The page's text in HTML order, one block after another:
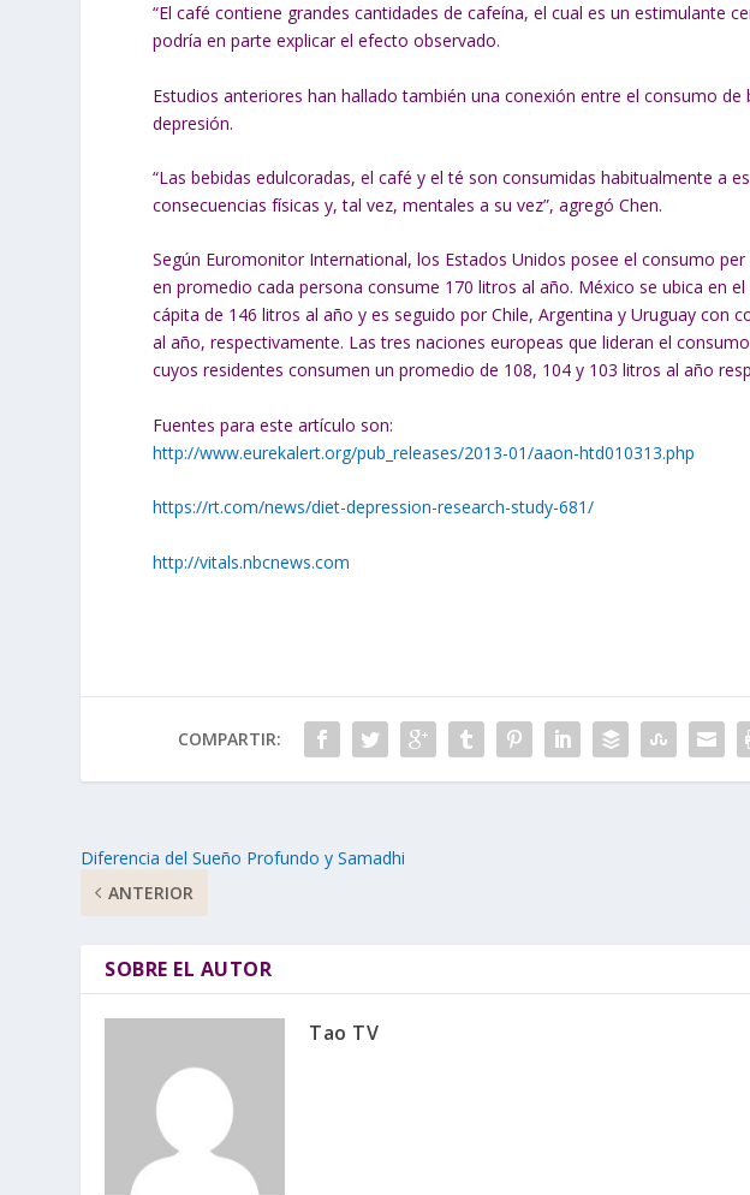
“El café contiene grandes cantidades de cafeína, el cual es un estimulante
podría en parte explicar el efecto observado.
Estudios anteriores han hallado también una conexión entre el consumo
depresión.
“Las bebidas edulcoradas, el café y el té son consumidas habitualmente a
consecuencias físicas y, tal vez, mentales a su vez”, agregó Chen.
Según Euromonitor International, los Estados Unidos posee el consumo
en promedio cada persona consume 170 litros al año. México se ubica en
cápita de 146 litros al año y es seguido por Chile, Argentina y Uruguay con
al año, respectivamente. Las tres naciones europeas que lideran el
cuyos residentes consumen un promedio de 108, 104 y 103 litros al año
Fuentes para este artículo son:
http://www.eurekalert.org/pub_releases/2013-01/aaon-htd010313.php
https://rt.com/news/diet-depression-research-study-681/
http://vitals.nbcnews.com
COMPARTIR:
Diferencia del Sueño Profundo y Samadhi
ANTERIOR
SOBRE EL AUTOR
Tao TV